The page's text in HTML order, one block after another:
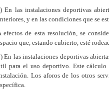
En las instalaciones deportivas
y en las condiciones que se
efectos de esta resolución, se
que, estando cubierto, esté
En las instalaciones deportivas
para el uso deportivo. Este cálculo
Los aforos de los otros